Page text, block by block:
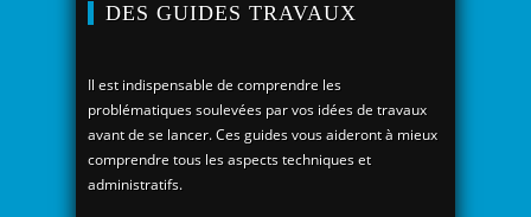
DES GUIDES TRAVAUX
Il est indispensable de comprendre les
problématiques soulevées par vos idées de travaux
avant de se lancer. Ces guides vous aideront à mieux
comprendre tous les aspects techniques et
administratifs.